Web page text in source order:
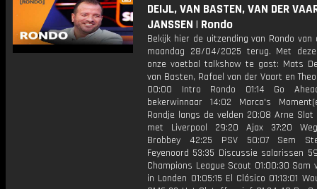
DEIJL, VAN BASTEN, VAN DER
JANSSEN | Rondo
Bekijk hier de uitzending van Rondo van
maandag 28/04/2025 terug. Met
onze voetbal talkshow te gast: Mats
van Basten, Rafael van der Vaart en
00:00 Intro Rondo 01:14 Go
bekerwinnaar 14:02 Marco's
Rondje langs de velden 20:08 Arne Slot
met Liverpool 29:20 Ajax 37:20
Brobbey 42:25 PSV 50:07 Sem
Feyenoord 53:35 Discussie salarissen
Champions League Scout 01:00:30 Sam
in Londen 01:05:15 El Clásico 01:13:01